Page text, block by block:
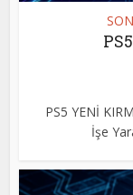
PS5 YENİ
İşe